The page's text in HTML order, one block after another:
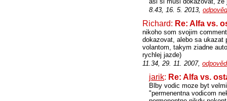
8.43, 16. 5. 2013,
Richard: Re: Alfa vs.
nikoho som svojim
dokazovat, alebo sa
volantom, takym ziadne
rychlej jazde)
11.34, 29. 11. 2007,
jarik: Re: Alfa vs.
Blby vodic moze byt
"permenentna vodicom